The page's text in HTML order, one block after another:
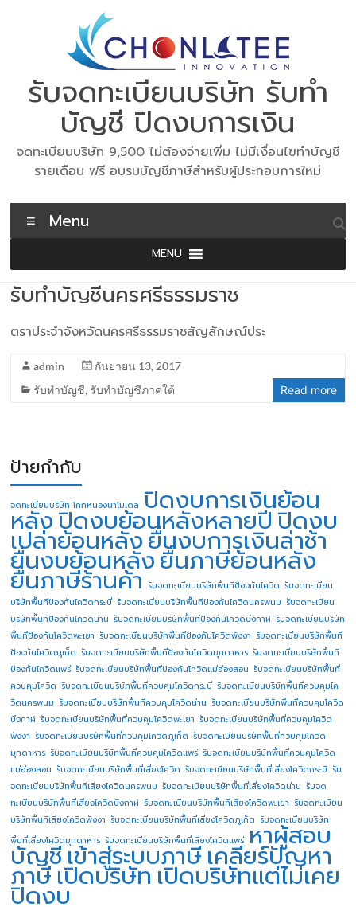
รับจดทะเบียนบริษัท รับทำ
บัญชี ปิดงบการเงิน
จดทะเบียนบริษัท 9,500 ไม่ต้องจ่ายเพิ่ม ไม่มีเงื่อนไขทำบัญชี
รายเดือน ฟรี อบรมบัญชีภาษีสำหรับผู้ประกอบการใหม่
Menu
MENU
รับทำบัญชีนครศรีธรรมราช
ตราประจำจังหวัดนครศรีธรรมราชสัญลักษณ์ประ
admin
กันยายน 13, 2017
รับทำบัญชี, รับทำบัญชีภาคใต้ Read more
ป้ายกำกับ
จดทะเบียนบริษัท โคกหนองนาโมเดล ปิดงบการเงินย้อน
หลังปิดงบย้อนหลังหลายปี ปิดงบ
เปล่าย้อนหลังยื่นงบการเงินล่าช้า
ยื่นงบย้อนหลังยื่นภาษีย้อนหลัง
ยื่นภาษีร้านค้า รับจดทะเบียนบริษัทพื้นทีป้องกันโควิด รับจดทะเบียน
บริษัทพื้นทีป้องกันโควิดกระบี่ รับจดทะเบียนบริษัทพื้นทีป้องกันโควิดนครพนม รับจดทะเบียน
บริษัทพื้นทีป้องกันโควิดน่าน รับจดทะเบียนบริษัทพื้นทีป้องกันโควิดบึงกาฬ รับจดทะเบียนบริษัท
พื้นทีป้องกันโควิดพะเยา รับจดทะเบียนบริษัทพื้นทีป้องกันโควิดพังงา รับจดทะเบียนบริษัทพื้นที
ป้องกันโควิดภูเก็ต รับจดทะเบียนบริษัทพื้นทีป้องกันโควิดมุกดาหาร รับจดทะเบียนบริษัทพื้นที
ป้องกันโควิดแพร่ รับจดทะเบียนบริษัทพื้นทีป้องกันโควิดแม่ฮ่องสอน รับจดทะเบียนบริษัทพื้นที่
ควบคุมโควิด รับจดทะเบียนบริษัทพื้นที่ควบคุมโควิดกระบี่ รับจดทะเบียนบริษัทพื้นที่ควบคุมโค
วิดนครพนม รับจดทะเบียนบริษัทพื้นที่ควบคุมโควิดน่าน รับจดทะเบียนบริษัทพื้นที่ควบคุมโควิด
บึงกาฬ รับจดทะเบียนบริษัทพื้นที่ควบคุมโควิดพะเยา รับจดทะเบียนบริษัทพื้นที่ควบคุมโควิด
พังงา รับจดทะเบียนบริษัทพื้นที่ควบคุมโควิดภูเก็ต รับจดทะเบียนบริษัทพื้นที่ควบคุมโควิด
มุกดาหาร รับจดทะเบียนบริษัทพื้นที่ควบคุมโควิดแพร่ รับจดทะเบียนบริษัทพื้นที่ควบคุมโควิด
แม่ฮ่องสอน รับจดทะเบียนบริษัทพื้นที่เสี่ยงโควิด รับจดทะเบียนบริษัทพื้นที่เสี่ยงโควิดกระบี่ รับ
จดทะเบียนบริษัทพื้นที่เสี่ยงโควิดนครพนม รับจดทะเบียนบริษัทพื้นที่เสี่ยงโควิดน่าน รับจด
ทะเบียนบริษัทพื้นที่เสี่ยงโควิดบึงกาฬ รับจดทะเบียนบริษัทพื้นที่เสี่ยงโควิดพะเยา รับจดทะเบียน
บริษัทพื้นที่เสี่ยงโควิดพังงา รับจดทะเบียนบริษัทพื้นที่เสี่ยงโควิดภูเก็ต รับจดทะเบียนบริษัท
พื้นที่เสี่ยงโควิดมุกดาหาร รับจดทะเบียนบริษัทพื้นที่เสี่ยงโควิดแพร่ หาผู้สอบ
บัญชี เข้าสู่ระบบภาษี เคลียร์ปัญหา
ภาษีเปิดบริษัทเปิดบริษัทแต่ไม่เคย
ปิดงบ